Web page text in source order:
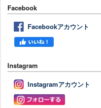
Facebook
Facebookアカウント
Instagram
Instagramアカウント